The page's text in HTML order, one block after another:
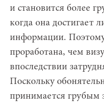
и становится более
когда она достигает
информации.
проработана, чем
впоследствии
Поскольку
принимается грубым